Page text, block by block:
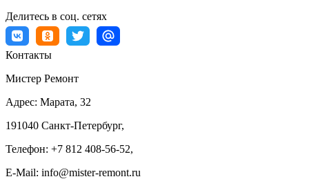
Делитесь в соц. сетях
Контакты
Мистер Ремонт
Адрес: Марата, 32
191040 Санкт-Петербург,
Телефон: +7 812 408-56-52,
E-Mail: info@mister-remont.ru